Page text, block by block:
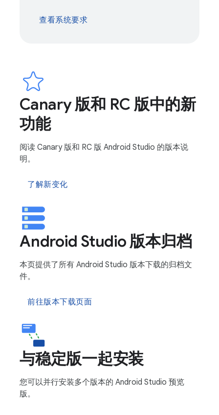
查看系统要求
Canary 版和 RC 版中的新
功能
阅读 Canary 版和 RC 版 Android Studio 的版本说
明。
了解新变化
Android Studio 版本归档
本页提供了所有 Android Studio 版本下载的归档文
件。
前往版本下载页面
与稳定版一起安装
您可以并行安装多个版本的 Android Studio 预览
版。